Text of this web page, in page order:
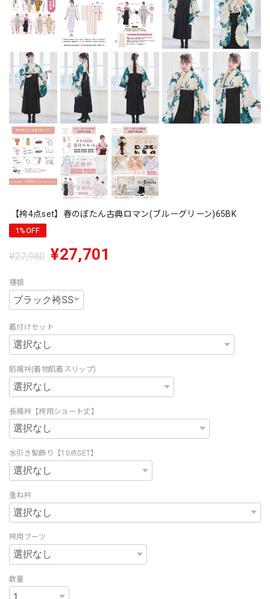
【袴4点set】春のぼたん古典ロマン(ブルーグリーン)65BK
1%OFF
¥27,980 ¥27,701
種類
着付けセット
肌襦袢(着物肌着スリップ)
長襦袢【袴用ショート丈】
水引き髪飾り【10点SET】
重ね衿
袴用ブーツ
数量